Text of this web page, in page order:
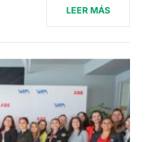
LEER MÁS